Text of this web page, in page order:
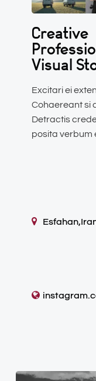
Creative
Visual
Excitari ei
Cohaereant si
Detractis
posita verbum